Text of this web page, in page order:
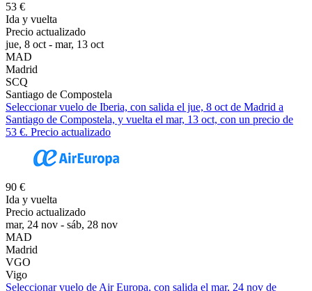
53 €
Ida y vuelta
Precio actualizado
jue, 8 oct - mar, 13 oct
MAD
Madrid
SCQ
Santiago de Compostela
Seleccionar vuelo de Iberia, con salida el jue, 8 oct de Madrid a
Santiago de Compostela, y vuelta el mar, 13 oct, con un precio de
53 €. Precio actualizado
90 €
Ida y vuelta
Precio actualizado
mar, 24 nov - sáb, 28 nov
MAD
Madrid
VGO
Vigo
Seleccionar vuelo de Air Europa, con salida el mar, 24 nov de